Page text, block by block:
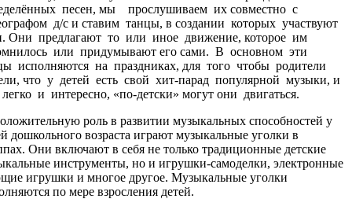
песен, мы прослушиваем их совместно с
д/с и ставим танцы, в создании которых участвуют
Они предлагают то или иное движение, которое им
или придумывают его сами. В основном эти
исполняются на праздниках, для того чтобы родители
что у детей есть свой хит-парад популярной музыки, и
и интересно, «по-детски» могут они двигаться.
роль в развитии музыкальных способностей у
дошкольного возраста играют музыкальные уголки в
Они включают в себя не только традиционные детские
инструменты, но и игрушки-самоделки, электронные
игрушки и многое другое. Музыкальные уголки
по мере взросления детей.